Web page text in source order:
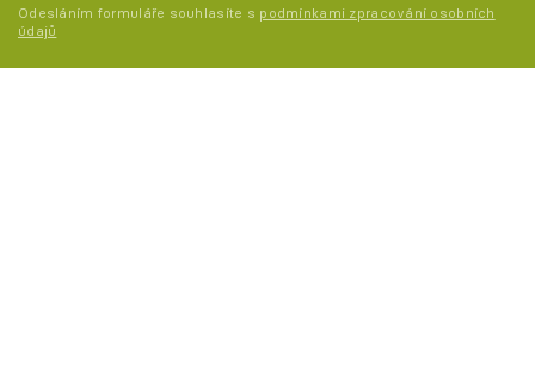
Odesláním formuláře souhlasíte s podmínkami zpracování osobních
údajů